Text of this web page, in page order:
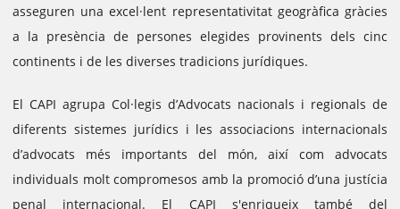
asseguren una excel·lent representativitat geogràfica gràcies
a la presència de persones elegides provinents dels cinc
continents i de les diverses tradicions jurídiques.
El CAPI agrupa Col·legis d’Advocats nacionals i regionals de
diferents sistemes jurídics i les associacions internacionals
d’advocats més importants del món, així com advocats
individuals molt compromesos amb la promoció d’una justícia
penal internacional. El CAPI s'enriqueix també del